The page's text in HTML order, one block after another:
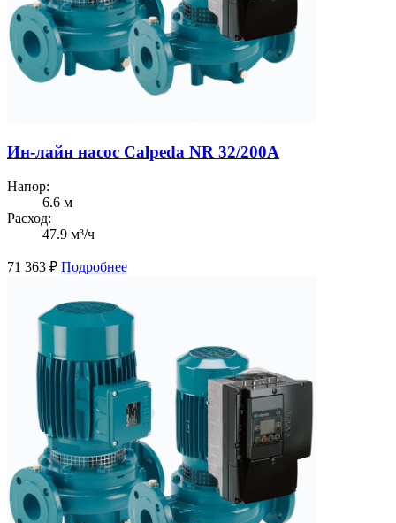
Ин-лайн насос Calpeda NR 32/200A
Напор:
6.6 м
Расход:
47.9 м³/ч
71 363 ₽ Подробнее